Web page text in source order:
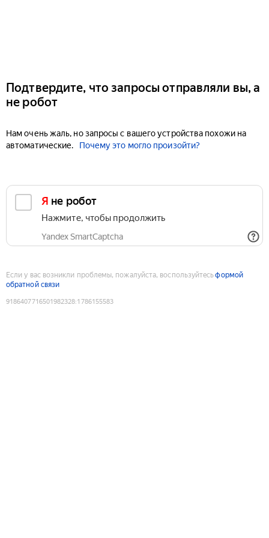
Подтвердите, что запросы отправляли вы, а
не робот
Нам очень жаль, но запросы с вашего устройства похожи на
автоматические.
Почему это могло произойти?
Я не робот
Нажмите, чтобы продолжить
Yandex SmartCaptcha
Если у вас возникли проблемы, пожалуйста, воспользуйтесьформой
обратной связи
9186407716501982328:1786155583